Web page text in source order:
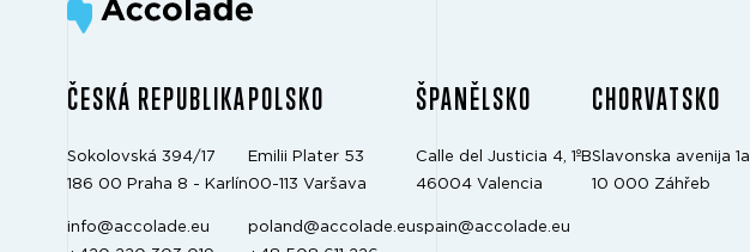
ČESKÁ REPUBLIKA
Sokolovská 394/17
186 00 Praha 8 - Karlín
info@accolade.eu
POLSKO
Emilii Plater 53
00-113 Varšava
poland@accolade.eu
ŠPANĚLSKO
Calle del Justicia 4, 1ºB
46004 Valencia
spain@accolade.eu
CHORVATSKO
Slavonska avenija 1a
10 000 Záhřeb